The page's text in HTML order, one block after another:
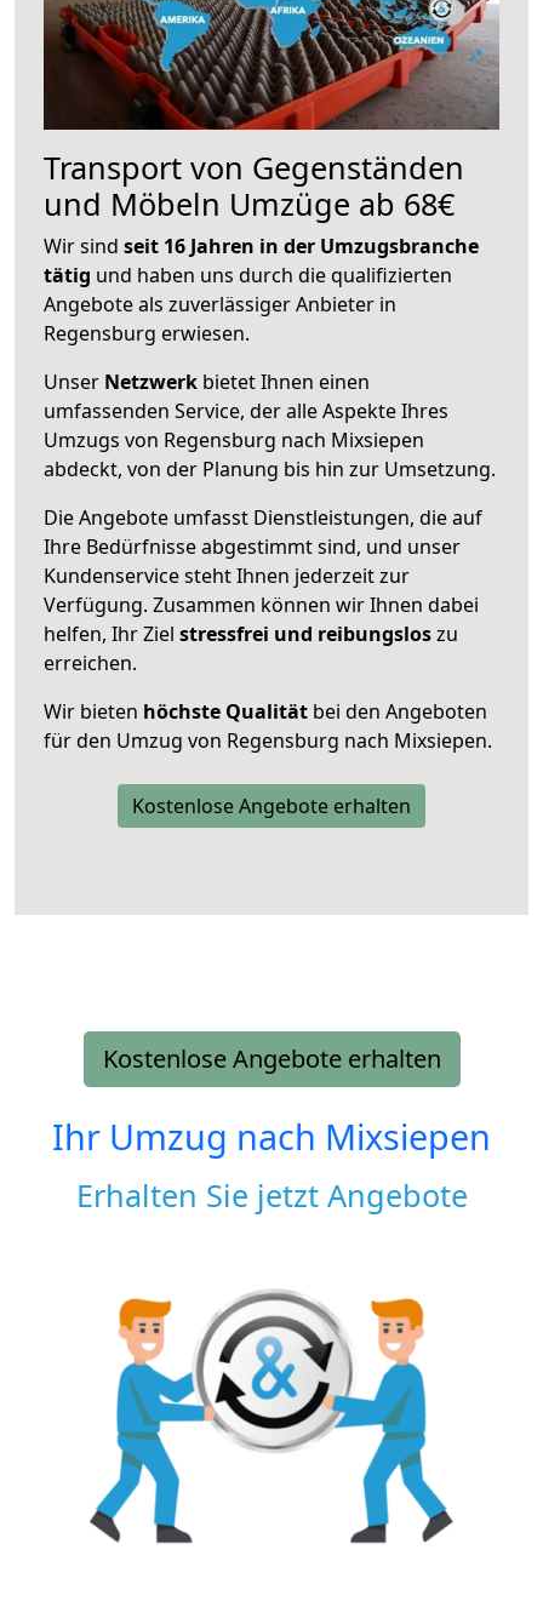
Transport von Gegenständen
und Möbeln Umzüge ab 68€
Wir sind seit 16 Jahren in der Umzugsbranche
tätig und haben uns durch die qualifizierten
Angebote als zuverlässiger Anbieter in
Regensburg erwiesen.
Unser Netzwerk bietet Ihnen einen
umfassenden Service, der alle Aspekte Ihres
Umzugs von Regensburg nach Mixsiepen
abdeckt, von der Planung bis hin zur Umsetzung.
Die Angebote umfasst Dienstleistungen, die auf
Ihre Bedürfnisse abgestimmt sind, und unser
Kundenservice steht Ihnen jederzeit zur
Verfügung. Zusammen können wir Ihnen dabei
helfen, Ihr Ziel stressfrei und reibungsloszu
erreichen.
Wir bieten höchste Qualität bei den Angeboten
für den Umzug von Regensburg nach Mixsiepen.
Kostenlose Angebote erhalten
Kostenlose Angebote erhalten
Ihr Umzug nach Mixsiepen
Erhalten Sie jetzt Angebote